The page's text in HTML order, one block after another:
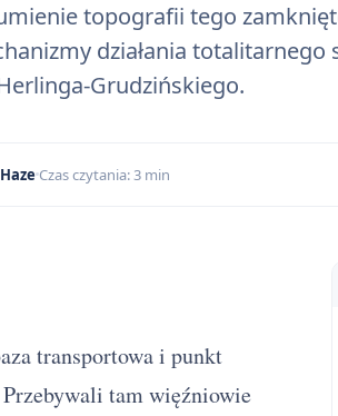
topografii tego
działania totalitarnego
Grudzińskiego.
Czas czytania: 3 min
transportowa i punkt
tam więźniowie